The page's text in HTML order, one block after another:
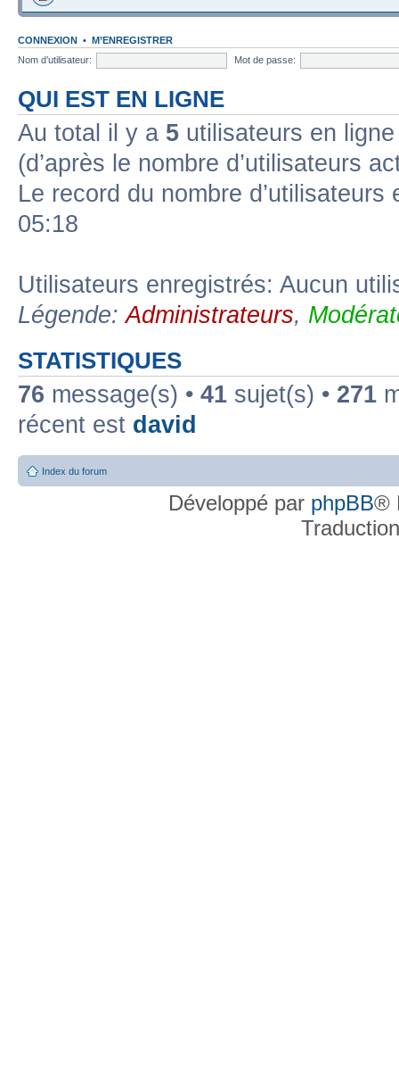
CONNEXION • M’ENREGISTRER
Nom d’utilisateur:
Mot de passe:
QUI EST EN LIGNE
Au total il y a 5 utilisateurs en
(d’après le nombre d’utilisateurs
Le record du nombre
05:18
Utilisateurs enregistrés: Aucun
Légende:Administrateurs,
STATISTIQUES
76 message(s) • 41 sujet(s) • 271
récent est david
Index du forum
Développé par phpBB®